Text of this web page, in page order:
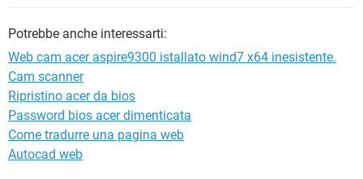
HARDWARE
Potrebbe anche interessarti:
Web cam acer aspire9300 istallato wind7 x64 inesistente.
Cam scanner
Ripristino acer da bios
Password bios acer dimenticata
Come tradurre una pagina web
Autocad web